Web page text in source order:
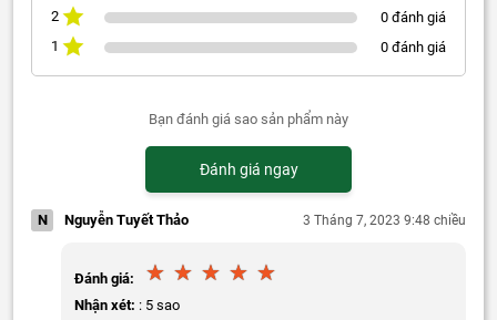
2
0 đánh giá
1
0 đánh giá
Bạn đánh giá sao sản phẩm này
Đánh giá ngay
N Nguyễn Tuyết Thảo 3 Tháng 7, 2023 9:48 chiều
Đánh giá:
Nhận xét: : 5 sao